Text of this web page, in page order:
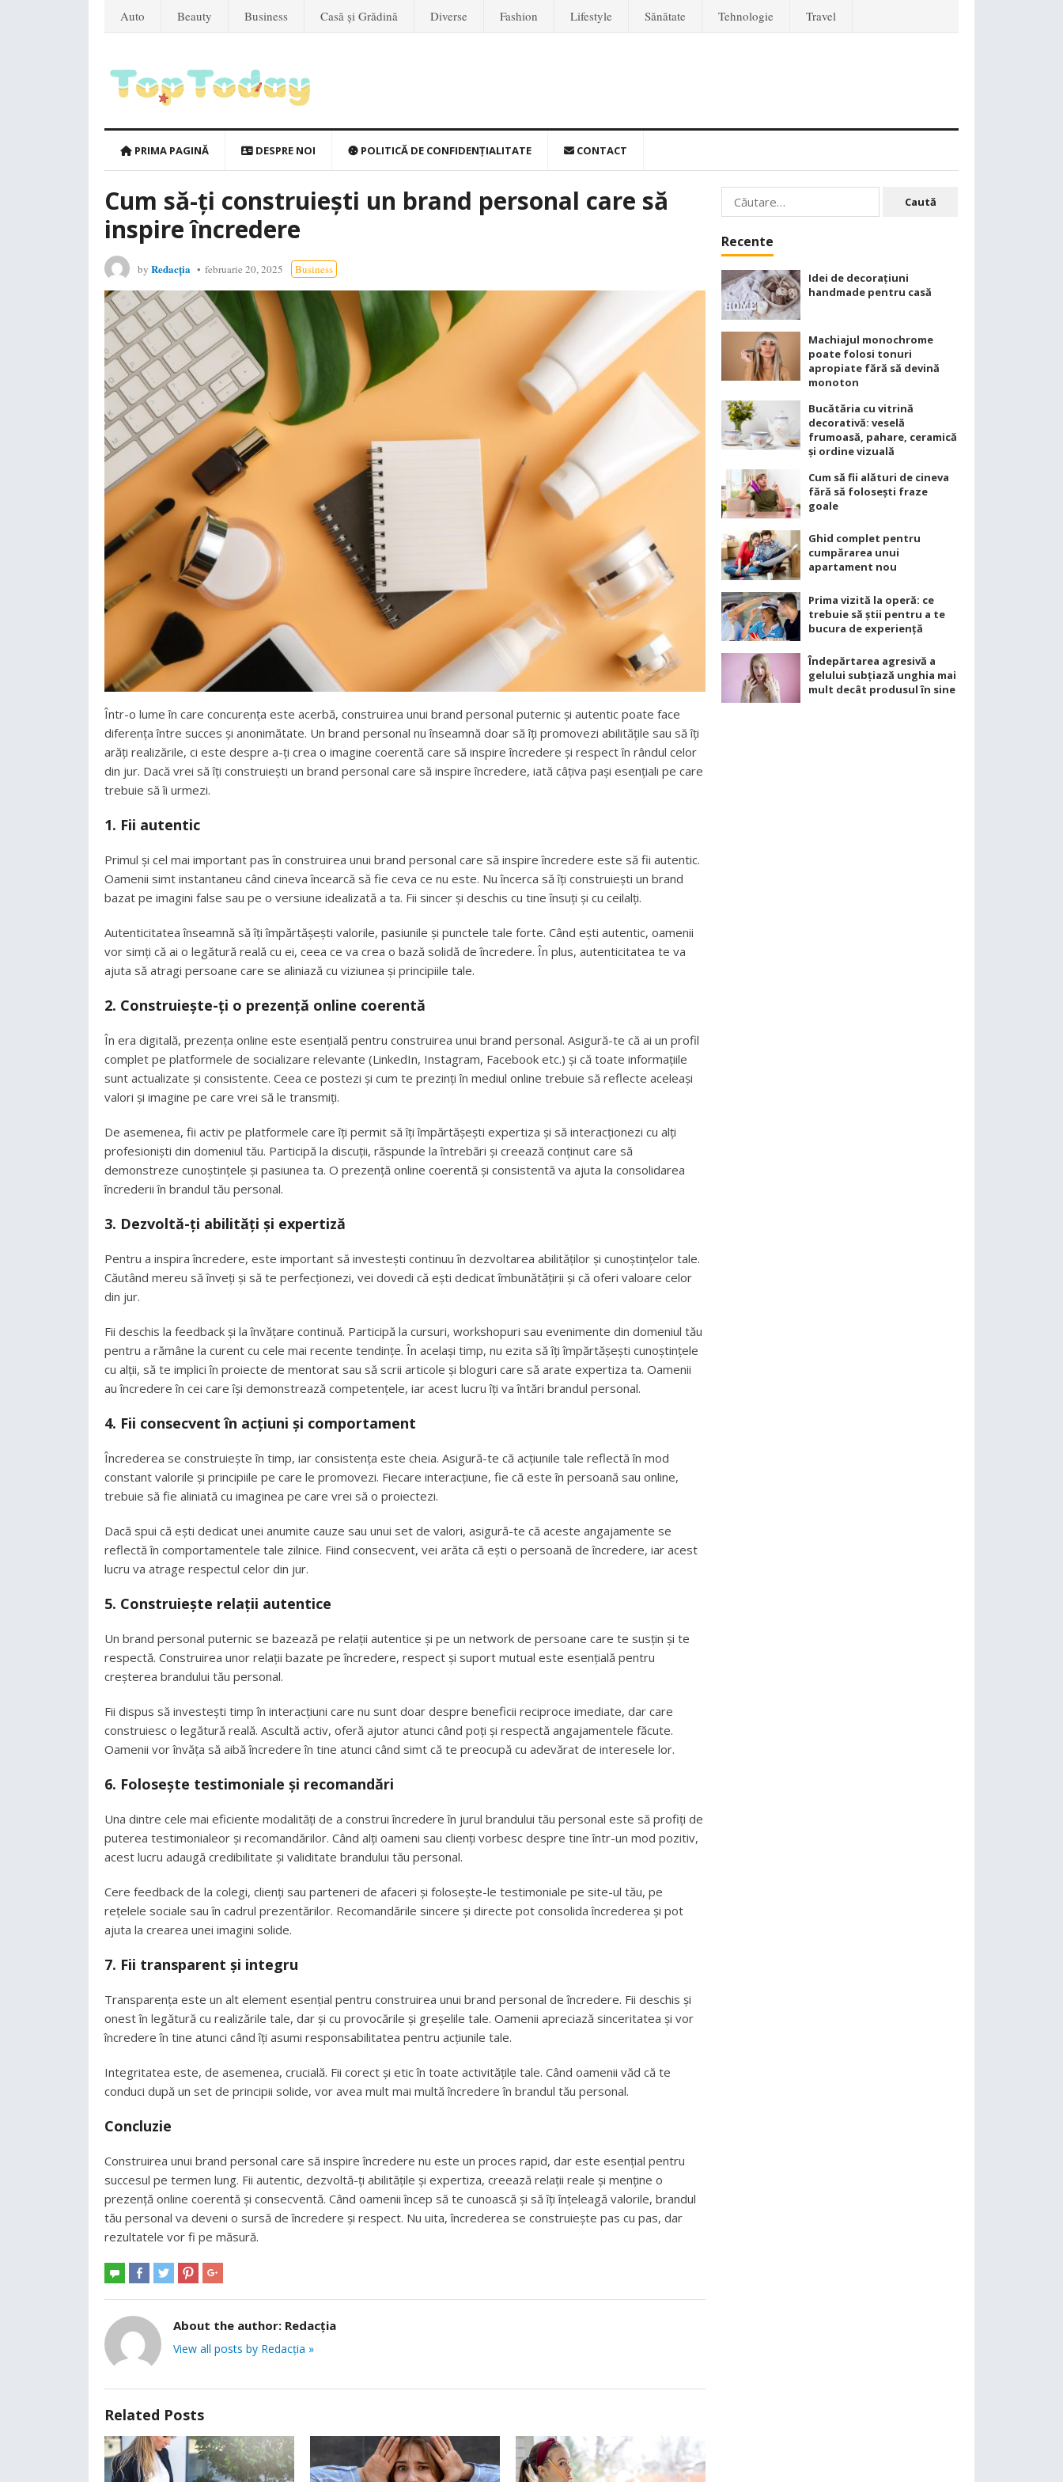
Auto Beauty Business Casă și Grădină Diverse Fashion Lifestyle Sănătate Tehnologie Travel
PRIMA PAGINĂ DESPRE NOI POLITICĂ DE CONFIDENȚIALITATE CONTACT
Cum să-ți construiești un brand personal care să
inspire încredere
by Redacția februarie 20, 2025 Business
Într-o lume în care concurența este acerbă, construirea unui brand personal puternic și autentic poate face
diferența între succes și anonimătate. Un brand personal nu înseamnă doar să îți promovezi abilitățile sau să îți
arăți realizările, ci este despre a-ți crea o imagine coerentă care să inspire încredere și respect în rândul celor
din jur. Dacă vrei să îți construiești un brand personal care să inspire încredere, iată câțiva pași esențiali pe care
trebuie să îi urmezi.
1. Fii autentic
Primul și cel mai important pas în construirea unui brand personal care să inspire încredere este să fii autentic.
Oamenii simt instantaneu când cineva încearcă să fie ceva ce nu este. Nu încerca să îți construiești un brand
bazat pe imagini false sau pe o versiune idealizată a ta. Fii sincer și deschis cu tine însuți și cu ceilalți.
Autenticitatea înseamnă să îți împărtășești valorile, pasiunile și punctele tale forte. Când ești autentic, oamenii
vor simți că ai o legătură reală cu ei, ceea ce va crea o bază solidă de încredere. În plus, autenticitatea te va
ajuta să atragi persoane care se aliniază cu viziunea și principiile tale.
2. Construiește-ți o prezență online coerentă
În era digitală, prezența online este esențială pentru construirea unui brand personal. Asigură-te că ai un profil
complet pe platformele de socializare relevante (LinkedIn, Instagram, Facebook etc.) și că toate informațiile
sunt actualizate și consistente. Ceea ce postezi și cum te prezinți în mediul online trebuie să reflecte aceleași
valori și imagine pe care vrei să le transmiți.
De asemenea, fii activ pe platformele care îți permit să îți împărtășești expertiza și să interacționezi cu alți
profesioniști din domeniul tău. Participă la discuții, răspunde la întrebări și creează conținut care să
demonstreze cunoștințele și pasiunea ta. O prezență online coerentă și consistentă va ajuta la consolidarea
încrederii în brandul tău personal.
3. Dezvoltă-ți abilități și expertiză
Pentru a inspira încredere, este important să investești continuu în dezvoltarea abilităților și cunoștințelor tale.
Căutând mereu să înveți și să te perfecționezi, vei dovedi că ești dedicat îmbunătățirii și că oferi valoare celor
din jur.
Fii deschis la feedback și la învățare continuă. Participă la cursuri, workshopuri sau evenimente din domeniul tău
pentru a rămâne la curent cu cele mai recente tendințe. În același timp, nu ezita să îți împărtășești cunoștințele
cu alții, să te implici în proiecte de mentorat sau să scrii articole și bloguri care să arate expertiza ta. Oamenii
au încredere în cei care își demonstrează competențele, iar acest lucru îți va întări brandul personal.
4. Fii consecvent în acțiuni și comportament
Încrederea se construiește în timp, iar consistența este cheia. Asigură-te că acțiunile tale reflectă în mod
constant valorile și principiile pe care le promovezi. Fiecare interacțiune, fie că este în persoană sau online,
trebuie să fie aliniată cu imaginea pe care vrei să o proiectezi.
Dacă spui că ești dedicat unei anumite cauze sau unui set de valori, asigură-te că aceste angajamente se
reflectă în comportamentele tale zilnice. Fiind consecvent, vei arăta că ești o persoană de încredere, iar acest
lucru va atrage respectul celor din jur.
5. Construiește relații autentice
Un brand personal puternic se bazează pe relații autentice și pe un network de persoane care te susțin și te
respectă. Construirea unor relații bazate pe încredere, respect și suport mutual este esențială pentru
creșterea brandului tău personal.
Fii dispus să investești timp în interacțiuni care nu sunt doar despre beneficii reciproce imediate, dar care
construiesc o legătură reală. Ascultă activ, oferă ajutor atunci când poți și respectă angajamentele făcute.
Oamenii vor învăța să aibă încredere în tine atunci când simt că te preocupă cu adevărat de interesele lor.
6. Folosește testimoniale și recomandări
Una dintre cele mai eficiente modalități de a construi încredere în jurul brandului tău personal este să profiți de
puterea testimonialeor și recomandărilor. Când alți oameni sau clienți vorbesc despre tine într-un mod pozitiv,
acest lucru adaugă credibilitate și validitate brandului tău personal.
Cere feedback de la colegi, clienți sau parteneri de afaceri și folosește-le testimoniale pe site-ul tău, pe
rețelele sociale sau în cadrul prezentărilor. Recomandările sincere și directe pot consolida încrederea și pot
ajuta la crearea unei imagini solide.
7. Fii transparent și integru
Transparența este un alt element esențial pentru construirea unui brand personal de încredere. Fii deschis și
onest în legătură cu realizările tale, dar și cu provocările și greșelile tale. Oamenii apreciază sinceritatea și vor
încredere în tine atunci când îți asumi responsabilitatea pentru acțiunile tale.
Integritatea este, de asemenea, crucială. Fii corect și etic în toate activitățile tale. Când oamenii văd că te
conduci după un set de principii solide, vor avea mult mai multă încredere în brandul tău personal.
Concluzie
Construirea unui brand personal care să inspire încredere nu este un proces rapid, dar este esențial pentru
succesul pe termen lung. Fii autentic, dezvoltă-ți abilitățile și expertiza, creează relații reale și menține o
prezență online coerentă și consecventă. Când oamenii încep să te cunoască și să îți înțeleagă valorile, brandul
tău personal va deveni o sursă de încredere și respect. Nu uita, încrederea se construiește pas cu pas, dar
rezultatele vor fi pe măsură.
About the author: Redacția
View all posts by Redacția »
Related Posts
Caută
după:
Recente
Idei de decorațiuni
handmade pentru casă
Machiajul monochrome
poate folosi tonuri
apropiate fără să devină
monoton
Bucătăria cu vitrină
decorativă: veselă
frumoasă, pahare, ceramică
și ordine vizuală
Cum să fii alături de cineva
fără să folosești fraze
goale
Ghid complet pentru
cumpărarea unui
apartament nou
Prima vizită la operă: ce
trebuie să știi pentru a te
bucura de experiență
Îndepărtarea agresivă a
gelului subțiază unghia mai
mult decât produsul în sine